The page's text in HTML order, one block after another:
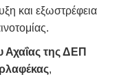
και εξωστρέφεια
Αχαΐας της ΔΕΠ
,